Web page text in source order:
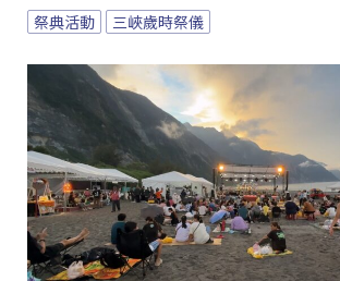
祭典活動 三峽歲時祭儀